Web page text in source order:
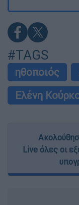
#TAGS
ηθοποιός
Ελένη
Live όλες οι